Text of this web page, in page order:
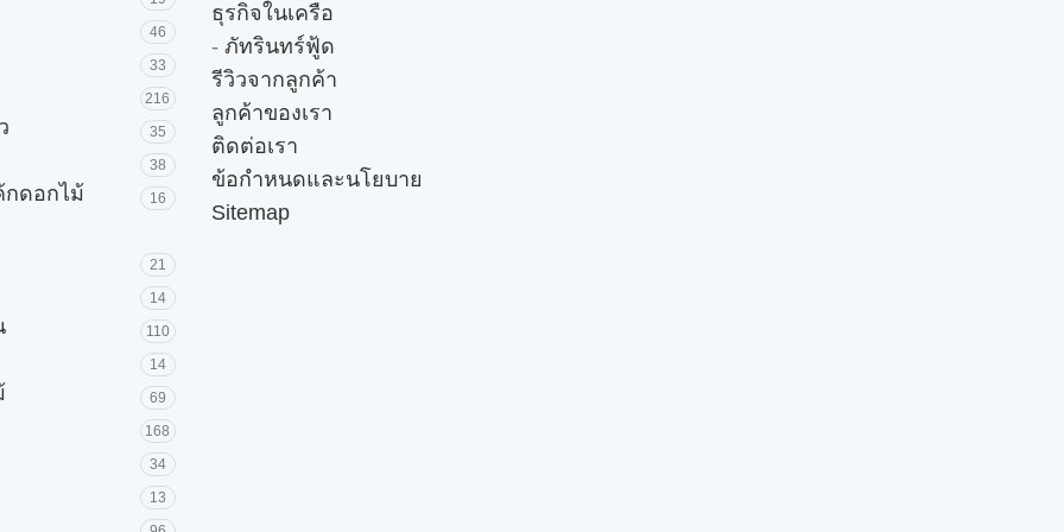
46
33
216
35
38
กดอกไม้ 16
21
14
110
14
69
168
34
13
ธุรกิจในเครือ
- ภัทรินทร์ฟู้ด
รีวิวจากลูกค้า
ลูกค้าของเรา
ติดต่อเรา
ข้อกำหนดและนโยบาย
Sitemap